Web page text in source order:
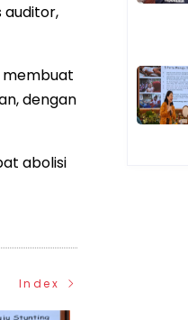
auditor,
membuat
dengan
abolisi
Index